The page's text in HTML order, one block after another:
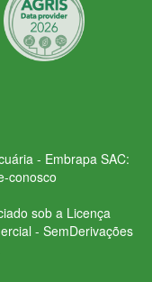
- Embrapa SAC:
conosco
sob a Licença
- SemDerivações